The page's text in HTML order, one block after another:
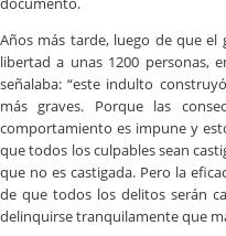
Años más tarde, luego de que
libertad a unas 1200 personas,
señalaba: “este indulto
más graves. Porque las
comportamiento es impune y
que todos los culpables sean
que no es castigada. Pero la
de que todos los delitos serán
delinquirse tranquilamente que